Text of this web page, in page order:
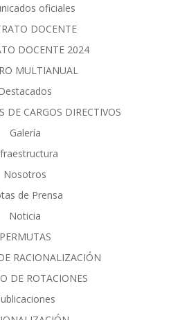
oficiales
DOCENTE
DOCENTE 2024
MULTIANUAL
DE CARGOS DIRECTIVOS
Galería
Nosotros
de Prensa
Noticia
PERMUTAS
RACIONALIZACIÓN
DE ROTACIONES